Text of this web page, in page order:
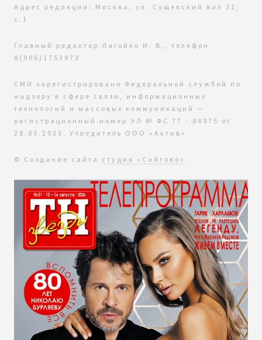
Адрес редакции: Москва, ул. Сущевский вал 31,
с.1
Главный редактор Лагойко И. В., телефон
8(906)1753973
СМИ зарегистрировано Федеральной службой по
надзору в сфере связи, информационных
технологий и массовых коммуникаций —
регистрационный номер ЭЛ № ФС 77 - 84975 от
28.03.2023. Учредитель ООО «Актив»
© Создание сайта студия «Сайтово»